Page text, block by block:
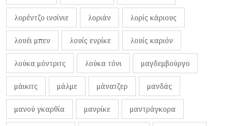
λορέντζο ινσίνιε λοριάν λορίς κάριους
λουέι μπεν λουίς ενρίκε λουίς καριόν
λούκα μόντριτς λούκα τόνι μαγδεμβούργο
μάικιτς μάλμε μάνατζερ μανδάς
μανού γκαρθία μανρίκε μαντράγκορα